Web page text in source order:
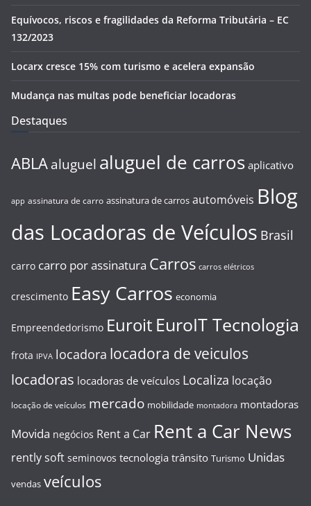
Equívocos, riscos e fragilidades da Reforma Tributária – EC
132/2023
Locarx cresce 15% com turismo e acelera expansão
Mudança nas multas pode beneficiar locadoras
Destaques
ABLA aluguel aluguel de carros aplicativo
app assinatura de carro assinatura de carros automóveis Blog
das Locadoras de Veículos Brasil
carro carro por assinatura Carros carros elétricos
crescimento Easy Carros economia
Empreendedorismo Euroit EuroIT Tecnologia
frota IPVA locadora locadora de veiculos
locadoras locadoras de veículos Localiza locação
locação de veículos mercado mobilidade montadora montadoras
Movida negócios Rent a Car Rent a Car News
rently soft seminovos tecnologia trânsito Turismo Unidas
vendas veículos